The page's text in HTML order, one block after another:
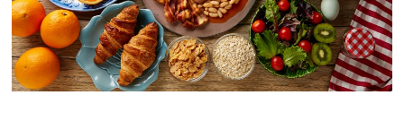
děti
Těhotenské